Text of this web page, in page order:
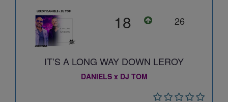
18 26
IT’S A LONG WAY DOWN LEROY
DANIELS x DJ TOM